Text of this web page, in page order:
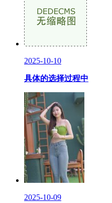
2025-10-10
具体的选择过程中
2025-10-09